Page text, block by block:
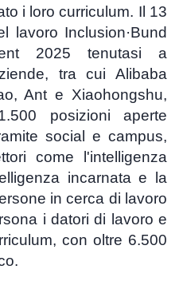
i loro curriculum. Il 13
lavoro Inclusion·Bund
2025 tenutasi a
tra cui Alibaba
Ant e Xiaohongshu,
posizioni aperte
social e campus,
come l'intelligenza
incarnata e la
in cerca di lavoro
i datori di lavoro e
con oltre 6.500